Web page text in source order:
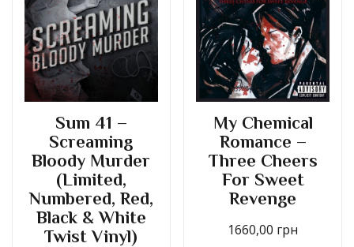
Sum 41 –
Screaming
Bloody Murder
(Limited,
Numbered, Red,
Black & White
Twist Vinyl)
My Chemical
Romance –
Three Cheers
For Sweet
Revenge
1660,00 грн